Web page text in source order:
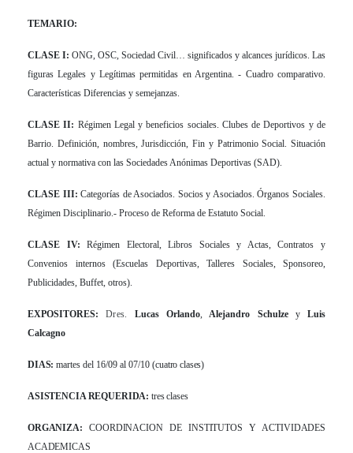
TEMARIO:
CLASE I: ONG, OSC, Sociedad Civil… significados y alcances jurídicos. Las
figuras Legales y Legítimas permitidas en Argentina. - Cuadro comparativo.
Características Diferencias y semejanzas.
CLASE II: Régimen Legal y beneficios sociales. Clubes de Deportivos y de
Barrio. Definición, nombres, Jurisdicción, Fin y Patrimonio Social. Situación
actual y normativa con las Sociedades Anónimas Deportivas (SAD).
CLASE III: Categorías de Asociados. Socios y Asociados. Órganos Sociales.
Régimen Disciplinario.- Proceso de Reforma de Estatuto Social.
CLASE IV: Régimen Electoral, Libros Sociales y Actas, Contratos y
Convenios internos (Escuelas Deportivas, Talleres Sociales, Sponsoreo,
Publicidades, Buffet, otros).
EXPOSITORES:Dres. Lucas Orlando, Alejandro Schulze yLuis
Calcagno
DIAS:martes del 16/09 al 07/10(cuatro clases)
ASISTENCIA REQUERIDA:tres clases
ORGANIZA:COORDINACION DE INSTITUTOS Y ACTIVIDADES
ACADEMICAS